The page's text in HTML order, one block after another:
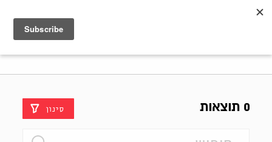
0 תוצאות סינון